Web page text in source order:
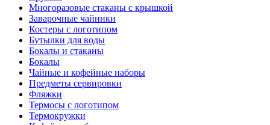
Многоразовые стаканы с крышкой
Заварочные чайники
Костеры с логотипом
Бутылки для воды
Бокалы и стаканы
Бокалы
Чайные и кофейные наборы
Предметы сервировки
Фляжки
Термосы с логотипом
Термокружки